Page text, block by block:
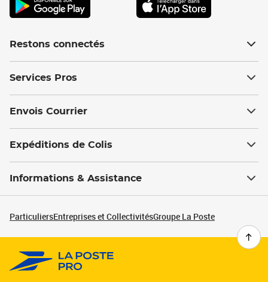
Restons connectés
Services Pros
Envois Courrier
Expéditions de Colis
Informations & Assistance
ParticuliersEntreprises et CollectivitésGroupe La Poste